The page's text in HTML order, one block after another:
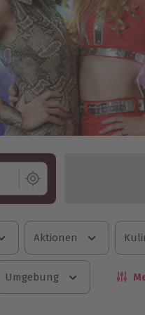
Aktionen
Umgebung